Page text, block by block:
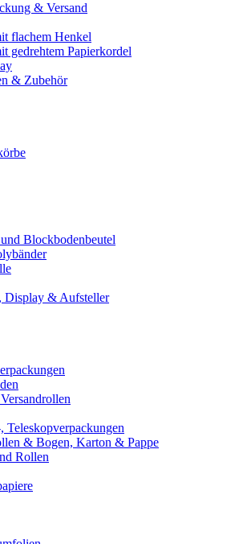
& Versand
flachem Henkel
gedrehtem Papierkordel
& Zubehör
Blockbodenbeutel
Display & Aufsteller
Teleskopverpackungen
& Bogen, Karton & Pappe
Rollen